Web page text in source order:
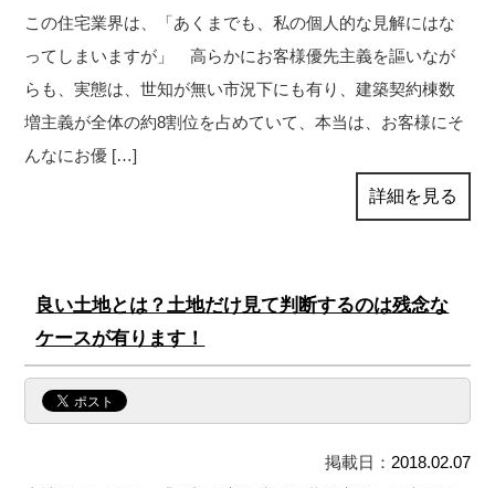
この住宅業界は、「あくまでも、私の個人的な見解にはな
ってしまいますが」 高らかにお客様優先主義を謳いなが
らも、実態は、世知が無い市況下にも有り、建築契約棟数
増主義が全体の約8割位を占めていて、本当は、お客様にそ
んなにお優 […]
詳細を見る
良い土地とは？土地だけ見て判断するのは残念な
ケースが有ります！
掲載日： 2018.02.07